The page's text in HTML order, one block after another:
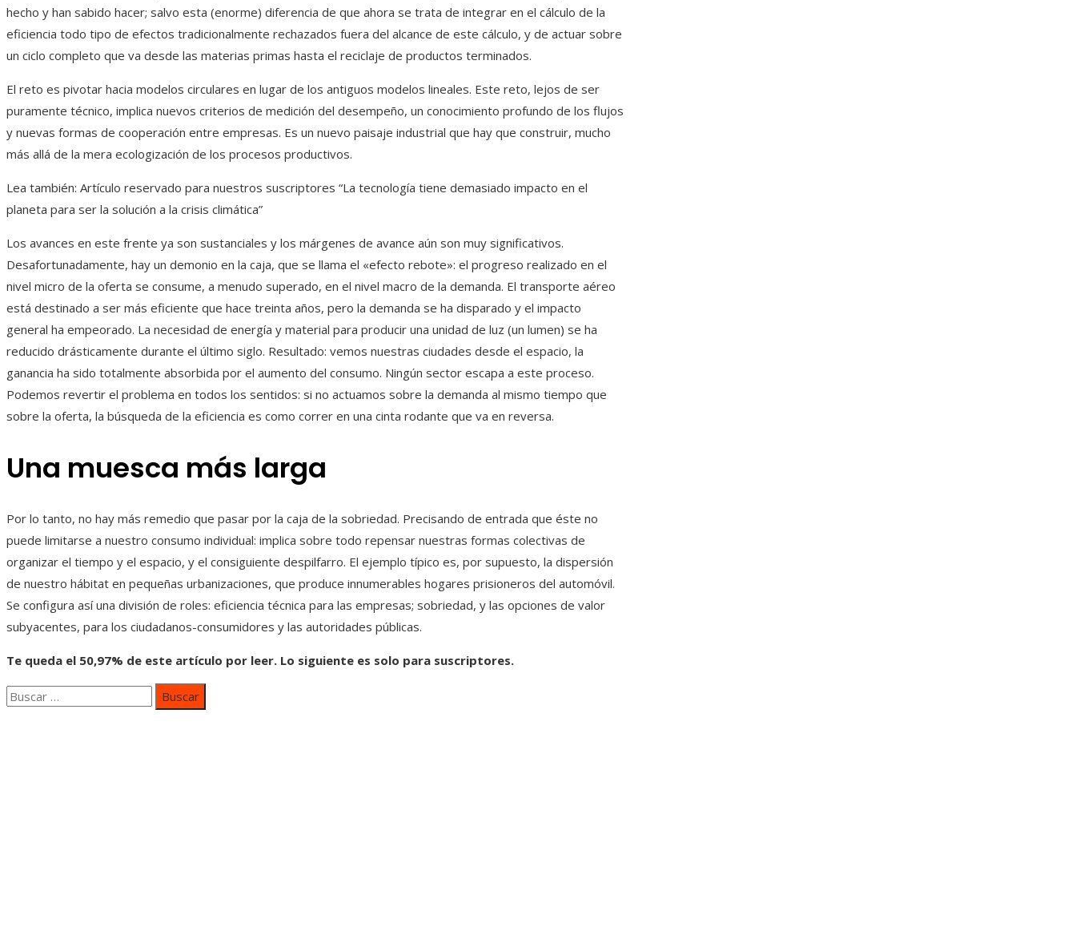
hecho y han sabido hacer; salvo esta (enorme) diferencia de que ahora se trata de integrar en el cálculo de la
eficiencia todo tipo de efectos tradicionalmente rechazados fuera del alcance de este cálculo, y de actuar sobre
un ciclo completo que va desde las materias primas hasta el reciclaje de productos terminados.
El reto es pivotar hacia modelos circulares en lugar de los antiguos modelos lineales. Este reto, lejos de ser
puramente técnico, implica nuevos criterios de medición del desempeño, un conocimiento profundo de los flujos
y nuevas formas de cooperación entre empresas. Es un nuevo paisaje industrial que hay que construir, mucho
más allá de la mera ecologización de los procesos productivos.
Lea también: Artículo reservado para nuestros suscriptores “La tecnología tiene demasiado impacto en el
planeta para ser la solución a la crisis climática”
Los avances en este frente ya son sustanciales y los márgenes de avance aún son muy significativos.
Desafortunadamente, hay un demonio en la caja, que se llama el «efecto rebote»: el progreso realizado en el
nivel micro de la oferta se consume, a menudo superado, en el nivel macro de la demanda. El transporte aéreo
está destinado a ser más eficiente que hace treinta años, pero la demanda se ha disparado y el impacto
general ha empeorado. La necesidad de energía y material para producir una unidad de luz (un lumen) se ha
reducido drásticamente durante el último siglo. Resultado: vemos nuestras ciudades desde el espacio, la
ganancia ha sido totalmente absorbida por el aumento del consumo. Ningún sector escapa a este proceso.
Podemos revertir el problema en todos los sentidos: si no actuamos sobre la demanda al mismo tiempo que
sobre la oferta, la búsqueda de la eficiencia es como correr en una cinta rodante que va en reversa.
Una muesca más larga
Por lo tanto, no hay más remedio que pasar por la caja de la sobriedad. Precisando de entrada que éste no
puede limitarse a nuestro consumo individual: implica sobre todo repensar nuestras formas colectivas de
organizar el tiempo y el espacio, y el consiguiente despilfarro. El ejemplo típico es, por supuesto, la dispersión
de nuestro hábitat en pequeñas urbanizaciones, que produce innumerables hogares prisioneros del automóvil.
Se configura así una división de roles: eficiencia técnica para las empresas; sobriedad, y las opciones de valor
subyacentes, para los ciudadanos-consumidores y las autoridades públicas.
Te queda el 50,97% de este artículo por leer. Lo siguiente es solo para suscriptores.
Buscar: